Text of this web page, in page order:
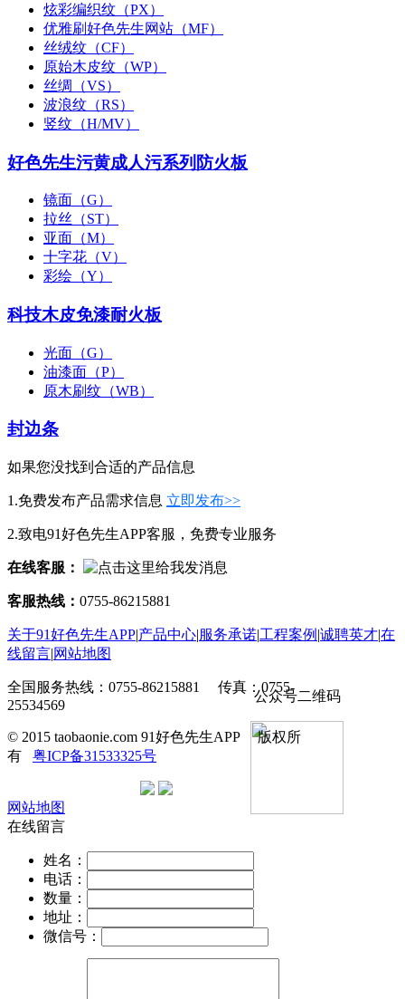
炫彩编织纹（PX）
优雅刷好色先生网站（MF）
丝绒纹（CF）
原始木皮纹（WP）
丝绸（VS）
波浪纹（RS）
竖纹（H/MV）
好色先生污黄成人污系列防火板
镜面（G）
拉丝（ST）
亚面（M）
十字花（V）
彩绘（Y）
科技木皮免漆耐火板
光面（G）
油漆面（P）
原木刷纹（WB）
封边条
如果您没找到合适的产品信息
1.免费发布产品需求信息 立即发布>>
2.致电91好色先生APP客服，免费专业服务
在线客服：
客服热线： 0755-86215881
关于91好色先生APP|产品中心|服务承诺|工程案例 |诚聘英才|在
线留言|网站地图
公众号二维码
全国服务热线：0755-86215881 传真：0755-
25534569
© 2015 taobaonie.com 91好色先生APP 版权所
有 粤ICP备31533325号
网站地图
在线留言
姓名：
电话：
数量：
地址：
微信号：